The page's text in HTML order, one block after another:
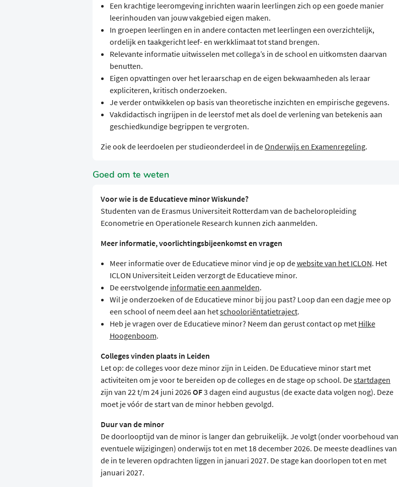
Een krachtige leeromgeving inrichten waarin leerlingen zich op een goede manier
leerinhouden van jouw vakgebied eigen maken.
In groepen leerlingen en in andere contacten met leerlingen een overzichtelijk,
ordelijk en taakgericht leef- en werkklimaat tot stand brengen.
Relevante informatie uitwisselen met collega’s in de school en uitkomsten daarvan
benutten.
Eigen opvattingen over het leraarschap en de eigen bekwaamheden als leraar
expliciteren, kritisch onderzoeken.
Je verder ontwikkelen op basis van theoretische inzichten en empirische gegevens.
Vakdidactisch ingrijpen in de leerstof met als doel de verlening van betekenis aan
geschiedkundige begrippen te vergroten.
Zie ook de leerdoelen per studieonderdeel in deOnderwijs en Examenregeling.
Goed om te weten
Voor wie is de Educatieve minor Wiskunde?
Studenten van de Erasmus Universiteit Rotterdam van de bacheloropleiding
Econometrie en Operationele Research kunnen zich aanmelden.
Meer informatie, voorlichtingsbijeenkomst en vragen
Meer informatie over de Educatieve minor vind je op dewebsite van het ICLON. Het
ICLON Universiteit Leiden verzorgt de Educatieve minor.
De eerstvolgende informatie een aanmelden.
Wil je onderzoeken of de Educatieve minor bij jou past? Loop dan een dagje mee op
een school of neem deel aan hetschooloriëntatietraject.
Heb je vragen over de Educatieve minor? Neem dan gerust contact op met Hilke
Hoogenboom.
Colleges vinden plaats in Leiden
Let op: de colleges voor deze minor zijn in Leiden. De Educatieve minor start met
activiteiten om je voor te bereiden op de colleges en de stage op school. Destartdagen
zijn van 22 t/m 24 juni 2026OF3 dagen eind augustus (de exacte data volgen nog). Deze
moet je vóór de start van de minor hebben gevolgd.
Duur van de minor
De doorlooptijd van de minor is langer dan gebruikelijk. Je volgt (onder voorbehoud van
eventuele wijzigingen) onderwijs tot en met 18 december 2026. De meeste deadlines van
de in te leveren opdrachten liggen in januari 2027. De stage kan doorlopen tot en met
januari 2027.